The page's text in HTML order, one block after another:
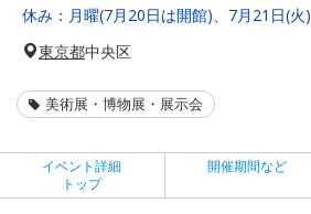
休み：月曜(7月20日は開館)、7月21日(火)
東京都中央区
美術展・博物展・展示会
イベント詳細
トップ
開催期間など